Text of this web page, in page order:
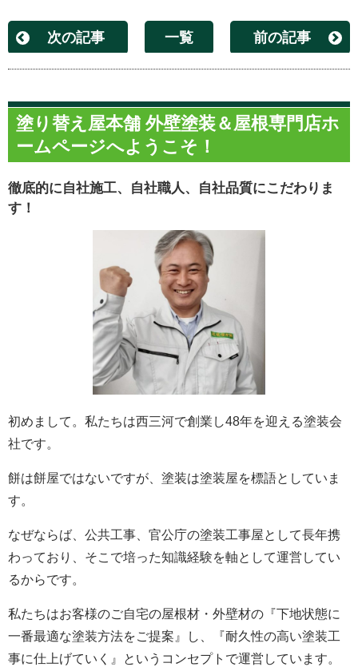
次の記事 一覧 前の記事
塗り替え屋本舗 外壁塗装＆屋根専門店ホ
ームページへようこそ！
徹底的に自社施工、自社職人、自社品質にこだわりま
す！
初めまして。私たちは西三河で創業し48年を迎える塗装会
社です。
餅は餅屋ではないですが、塗装は塗装屋を標語としていま
す。
なぜならば、公共工事、官公庁の塗装工事屋として長年携
わっており、そこで培った知識経験を軸として運営してい
るからです。
私たちはお客様のご自宅の屋根材・外壁材の『下地状態に
一番最適な塗装方法をご提案』し、『耐久性の高い塗装工
事に仕上げていく』というコンセプトで運営しています。